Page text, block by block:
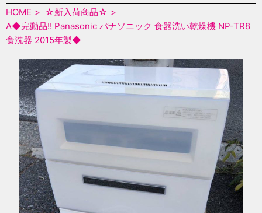
HOME
☆新入荷商品☆
A◆完動品!! Panasonic パナソニック 食器洗い乾燥機 NP-TR8
食洗器 2015年製◆